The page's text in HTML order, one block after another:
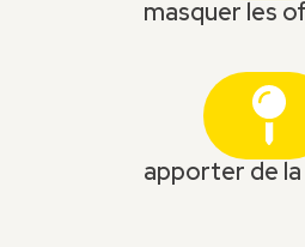
masquer les
apporter de